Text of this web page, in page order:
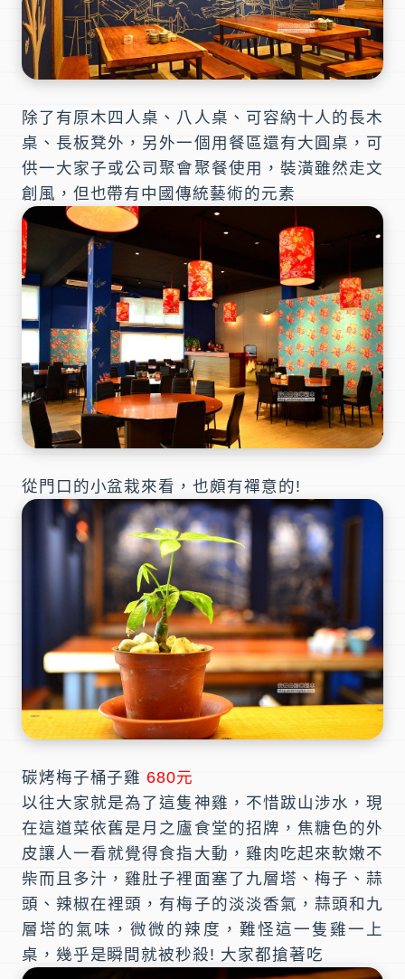
除了有原木四人桌、八人桌、可容納十人的長木
桌、長板凳外，另外一個用餐區還有大圓桌，可
供一大家子或公司聚會聚餐使用，裝潢雖然走文
創風，但也帶有中國傳統藝術的元素
從門口的小盆栽來看，也頗有禪意的!
碳烤梅子桶子雞 680元
以往大家就是為了這隻神雞，不惜跋山涉水，現
在這道菜依舊是月之廬食堂的招牌，焦糖色的外
皮讓人一看就覺得食指大動，雞肉吃起來軟嫩不
柴而且多汁，雞肚子裡面塞了九層塔、梅子、蒜
頭、辣椒在裡頭，有梅子的淡淡香氣，蒜頭和九
層塔的氣味，微微的辣度，難怪這一隻雞一上
桌，幾乎是瞬間就被秒殺! 大家都搶著吃